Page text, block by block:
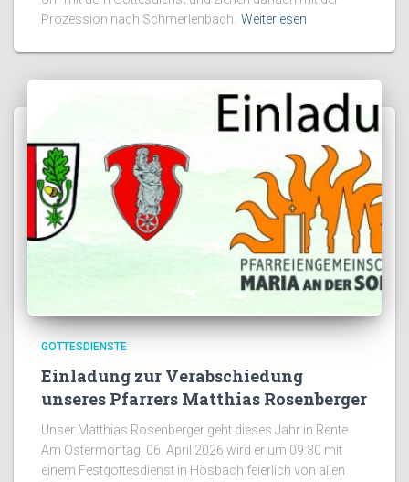
Prozession nach Schmerlenbach. Weiterlesen
GOTTESDIENSTE
Einladung zur Verabschiedung
unseres Pfarrers Matthias Rosenberger
Unser Matthias Rosenberger geht dieses Jahr in Rente.
Am Ostermontag, 06. April 2026 wird er um 09:30 mit
einem Festgottesdienst in Hösbach feierlich von allen